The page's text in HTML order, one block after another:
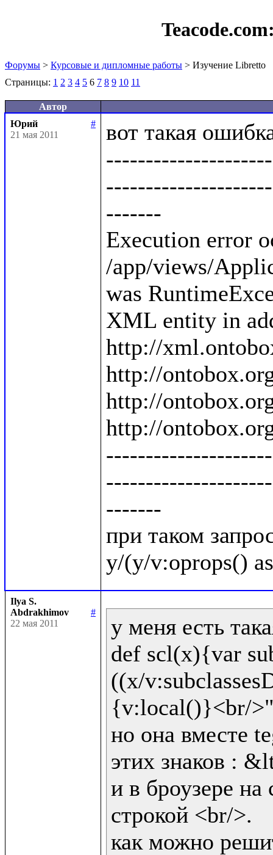
Форумы > Курсовые и дипломные работы > Изучение Libretto
Страницы: 1 2 3 4 5 6 7 8 9 10 11
Автор
Юрий
#
21 мая 2011
вот такая
-------
Execution error
/app/views/
was
XML entity in
http://
http://
http://
http://
-------
при таком
Ilya S.
Abdrakhimov
#
22 мая 2011
у меня есть
def scl(x){var
((x/
{v:local()}<br/
но она вместе
этих знаков :
и в броузере на
строкой <br/>.
как можно